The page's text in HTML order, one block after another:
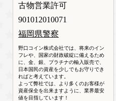
古物営業許可
901012010071
福岡県警察
野口コイン株式会社では、将来のイン
フレや、国家の財政破綻に備えるため
に、金、銀、プラチナの輸入販売で、
日本国民の資産を少しでもお守りでき
ればと考えています。
よって弊社では、より多くのお客様が
資産保全を出来ますように、業界最安
値を目指しています！